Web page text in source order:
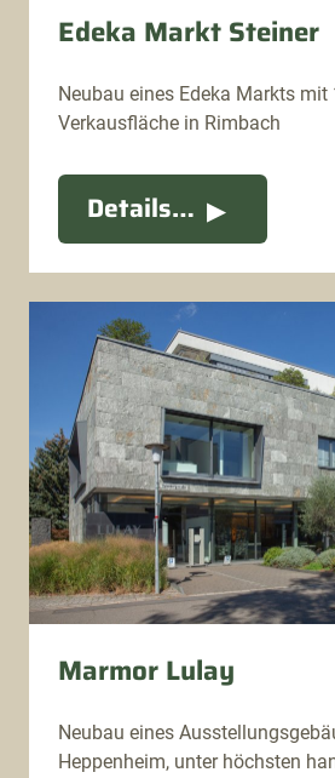
Edeka Markt Steiner
Neubau eines Edeka Markts mit
Verkausfläche in Rimbach
Details…
Marmor Lulay
Neubau eines
Heppenheim, unter höchsten